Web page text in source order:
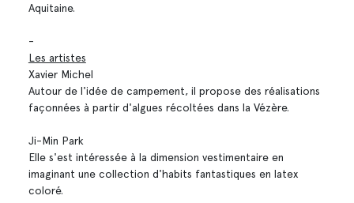
Aquitaine.
-
Les artistes
Xavier Michel
Autour de l'idée de campement, il propose des réalisations
façonnées à partir d'algues récoltées dans la Vézère.
Ji-Min Park
Elle s'est intéressée à la dimension vestimentaire en
imaginant une collection d'habits fantastiques en latex
coloré.